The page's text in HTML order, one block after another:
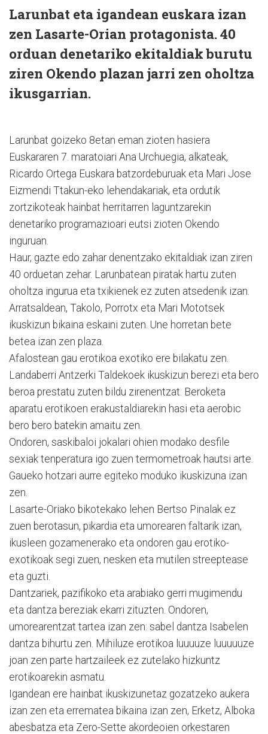
Larunbat eta igandean euskara izan
zen Lasarte-Orian protagonista. 40
orduan denetariko ekitaldiak burutu
ziren Okendo plazan jarri zen oholtza
ikusgarrian.
Larunbat goizeko 8etan eman zioten hasiera
Euskararen 7. maratoiari Ana Urchuegia, alkateak,
Ricardo Ortega Euskara batzordeburuak eta Mari Jose
Eizmendi Ttakun-eko lehendakariak, eta ordutik
zortzikoteak hainbat herritarren laguntzarekin
denetariko programazioari eutsi zioten Okendo
inguruan.
Haur, gazte edo zahar denentzako ekitaldiak izan ziren
40 orduetan zehar. Larunbatean piratak hartu zuten
oholtza ingurua eta txikienek ez zuten atsedenik izan.
Arratsaldean, Takolo, Porrotx eta Mari Mototsek
ikuskizun bikaina eskaini zuten. Une horretan bete
betea izan zen plaza.
Afalostean gau erotikoa exotiko ere bilakatu zen.
Landaberri Antzerki Taldekoek ikuskizun berezi eta bero
beroa prestatu zuten bildu zirenentzat. Beroketa
aparatu erotikoen erakustaldiarekin hasi eta aerobic
bero bero batekin amaitu zen.
Ondoren, saskibaloi jokalari ohien modako desfile
sexiak tenperatura igo zuen termometroak hautsi arte.
Gaueko hotzari aurre egiteko moduko ikuskizuna izan
zen.
Lasarte-Oriako bikotekako lehen Bertso Pinalak ez
zuen berotasun, pikardia eta umorearen faltarik izan,
ikusleen gozamenerako eta ondoren gau erotiko-
exotikoak segi zuen, nesken eta mutilen streeptease
eta guzti.
Dantzariek, pazifikoko eta arabiako gerri mugimendu
eta dantza bereziak ekarri zituzten. Ondoren,
umorearentzat tartea izan zen: sabel dantza Isabelen
dantza bihurtu zen. Mihiluze erotikoa luuuuze luuuuuze
joan zen parte hartzaileek ez zutelako hizkuntz
erotikoarekin asmatu.
Igandean ere hainbat ikuskizunetaz gozatzeko aukera
izan zen eta errematea bikaina izan zen, Erketz, Alboka
abesbatza eta Zero-Sette akordeoien orkestaren